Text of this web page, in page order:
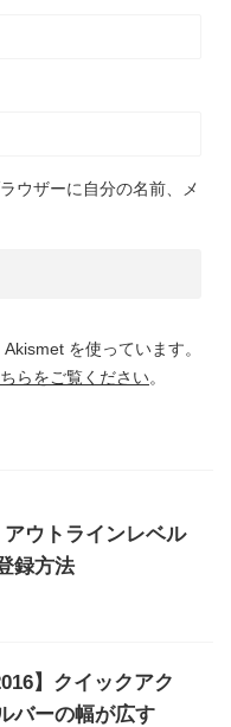
ウザーに自分の名前、メ
を使っています。
らをご覧ください。
アウトラインレベル
録方法
】クイックアク
バーの幅が広す